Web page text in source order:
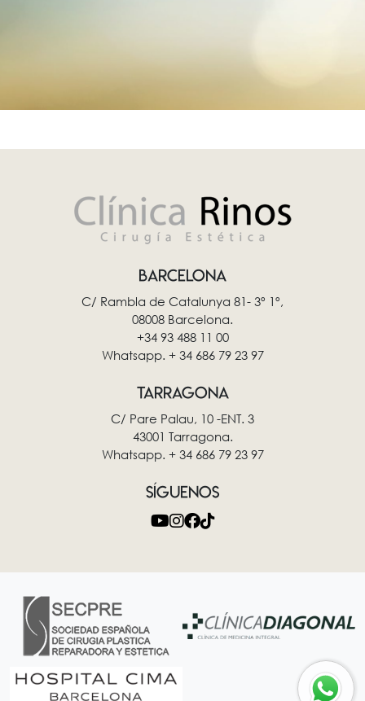
BARCELONA
C/ Rambla de Catalunya 81- 3º 1º,
08008 Barcelona.
+34 93 488 11 00
Whatsapp. + 34 686 79 23 97
TARRAGONA
C/ Pare Palau, 10 -ENT. 3
43001 Tarragona.
Whatsapp. + 34 686 79 23 97
SÍGUENOS